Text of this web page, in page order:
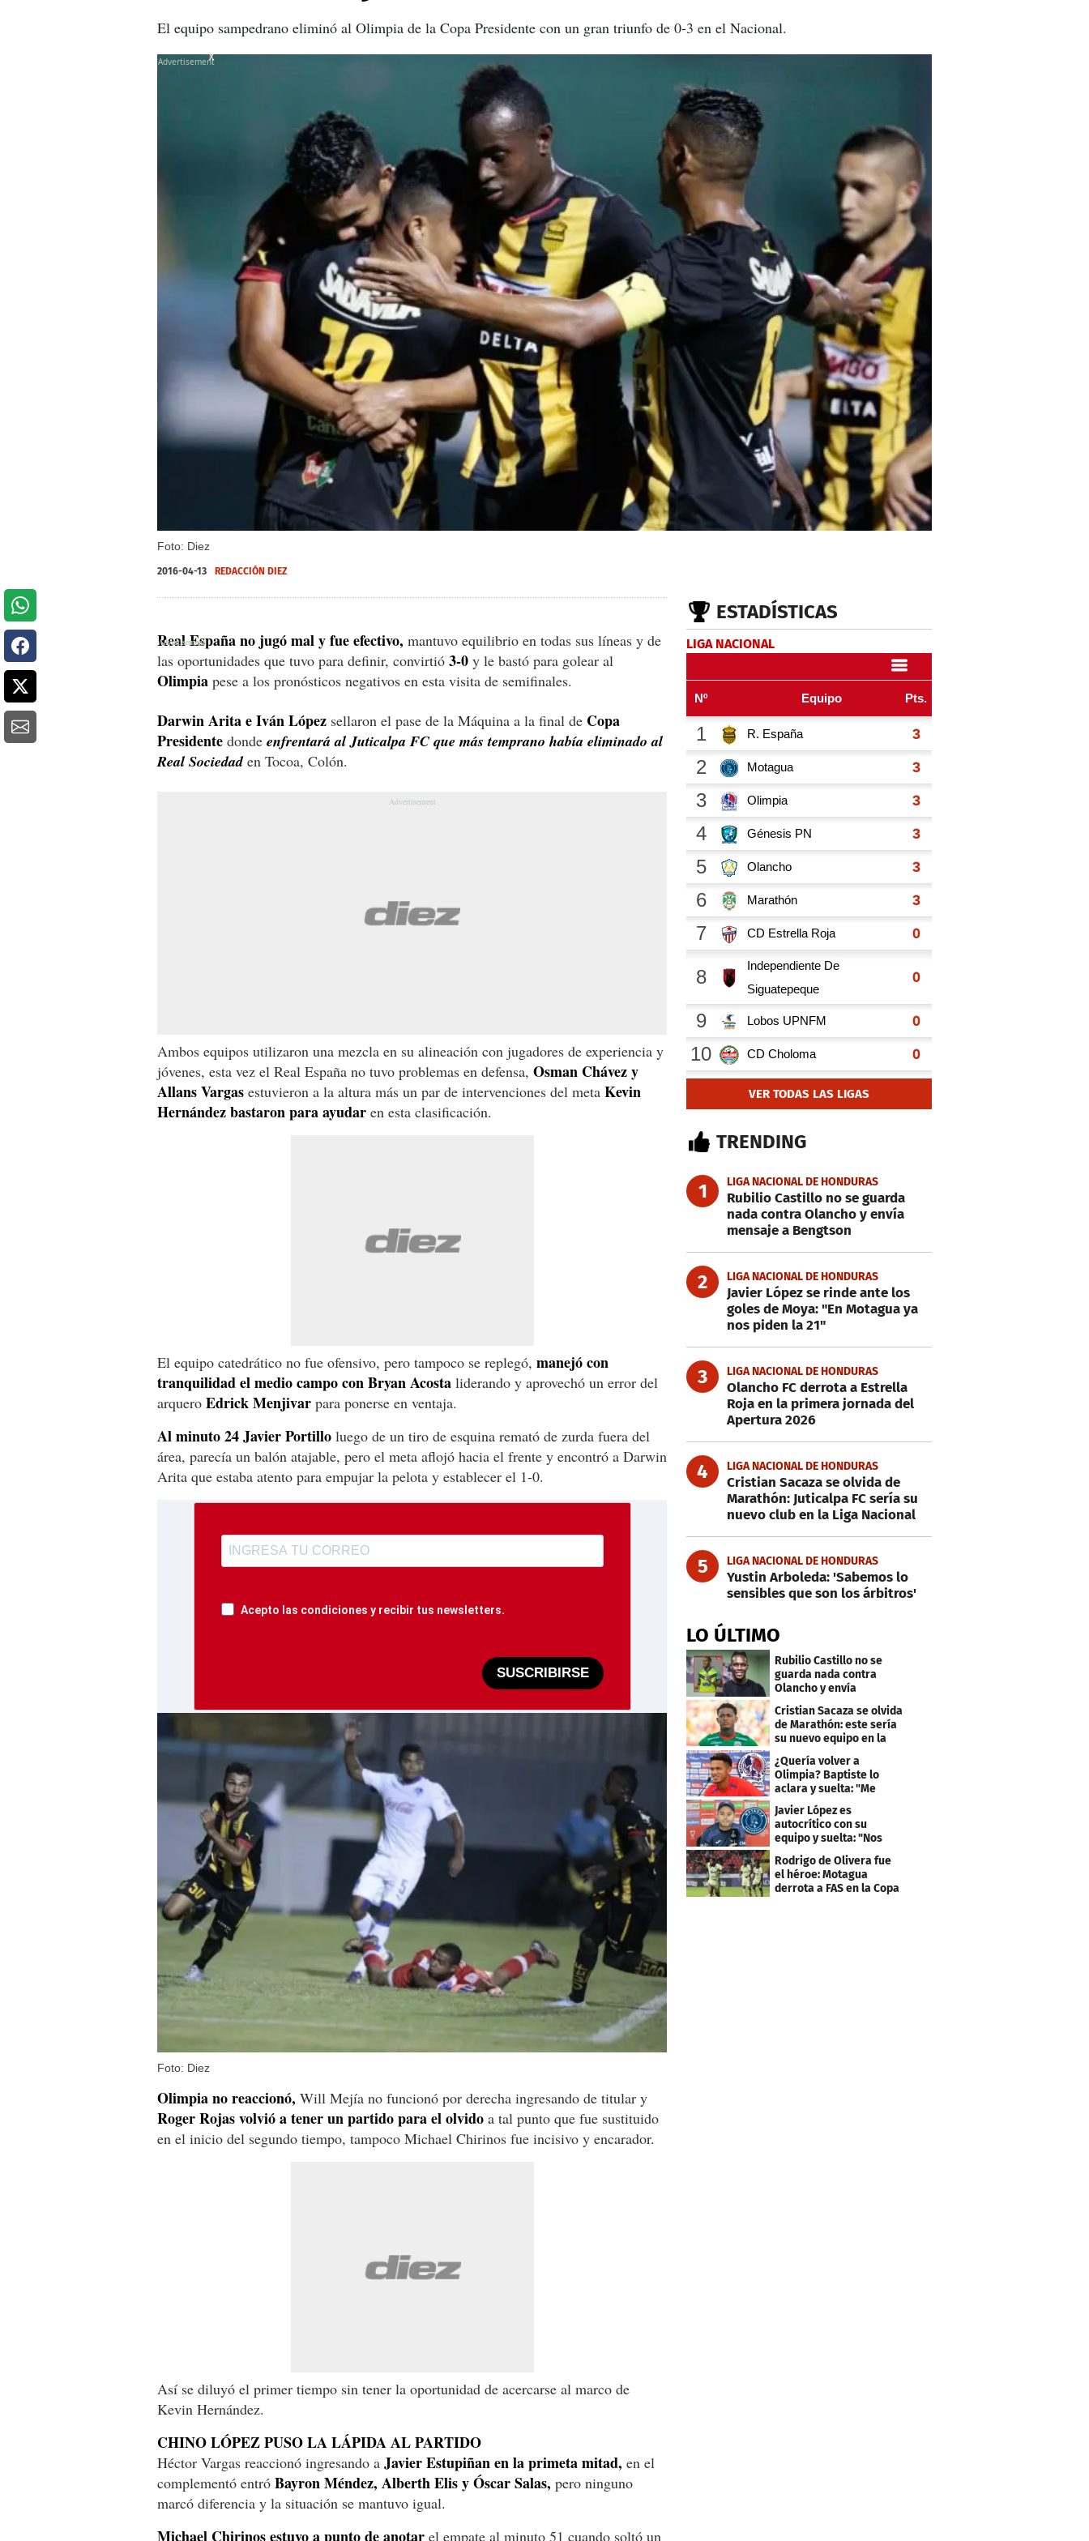
El equipo sampedrano eliminó al Olimpia de la Copa Presidente con un gran triunfo de 0-3 en el Nacional.
Foto: Diez
X
X
X
X
2016-04-13 REDACCIÓN DIEZ
Real España no jugó mal y fue efectivo, mantuvo equilibrio en todas sus líneas y de
las oportunidades que tuvo para definir, convirtió 3-0 y le bastó para golear al
Olimpia pese a los pronósticos negativos en esta visita de semifinales.
Darwin Arita e Iván López sellaron el pase de la Máquina a la final de Copa
Presidente donde enfrentará al Juticalpa FC que más temprano había eliminado al
Real Sociedaden Tocoa, Colón.
Ambos equipos utilizaron una mezcla en su alineación con jugadores de experiencia y
jóvenes, esta vez el Real España no tuvo problemas en defensa, Osman Chávez y
Allans Vargas estuvieron a la altura más un par de intervenciones del meta Kevin
Hernández bastaron para ayudar en esta clasificación.
El equipo catedrático no fue ofensivo, pero tampoco se replegó, manejó con
tranquilidad el medio campo con Bryan Acosta liderando y aprovechó un error del
arquero Edrick Menjivar para ponerse en ventaja.
Al minuto 24 Javier Portillo luego de un tiro de esquina remató de zurda fuera del
área, parecía un balón atajable, pero el meta aflojó hacia el frente y encontró a Darwin
Arita que estaba atento para empujar la pelota y establecer el 1-0.
Acepto las condiciones y recibir tus newsletters.
SUSCRIBIRSE
Foto: Diez
Olimpia no reaccionó, Will Mejía no funcionó por derecha ingresando de titular y
Roger Rojas volvió a tener un partido para el olvido a tal punto que fue sustituido
en el inicio del segundo tiempo, tampoco Michael Chirinos fue incisivo y encarador.
Así se diluyó el primer tiempo sin tener la oportunidad de acercarse al marco de
Kevin Hernández.
CHINO LÓPEZ PUSO LA LÁPIDA AL PARTIDO
Héctor Vargas reaccionó ingresando a Javier Estupiñan en la primeta mitad, en el
complementó entró Bayron Méndez, Alberth Elis y Óscar Salas, pero ninguno
marcó diferencia y la situación se mantuvo igual.
Michael Chirinos estuvo a punto de anotar el empate al minuto 51 cuando soltó un
ESTADÍSTICAS
LIGA NACIONAL
VER TODAS LAS LIGAS
TRENDING
1 LIGA NACIONAL DE HONDURAS
Rubilio Castillo no se guarda
nada contra Olancho y envía
mensaje a Bengtson
2 LIGA NACIONAL DE HONDURAS
Javier López se rinde ante los
goles de Moya: "En Motagua ya
nos piden la 21"
3 LIGA NACIONAL DE HONDURAS
Olancho FC derrota a Estrella
Roja en la primera jornada del
Apertura 2026
4 LIGA NACIONAL DE HONDURAS
Cristian Sacaza se olvida de
Marathón: Juticalpa FC sería su
nuevo club en la Liga Nacional
5 LIGA NACIONAL DE HONDURAS
Yustin Arboleda: 'Sabemos lo
sensibles que son los árbitros'
LO ÚLTIMO
Rubilio Castillo no se
guarda nada contra
Olancho y envía
mensaje a Bengtson
Cristian Sacaza se olvida
de Marathón: este sería
su nuevo equipo en la
Liga Nacional
¿Quería volver a
Olimpia? Baptiste lo
aclara y suelta: "Me
faltaba un equipo
grande"
Javier López es
autocrítico con su
equipo y suelta: "Nos
costó muchísimo..."
Rodrigo de Olivera fue
el héroe: Motagua
derrota a FAS en la Copa